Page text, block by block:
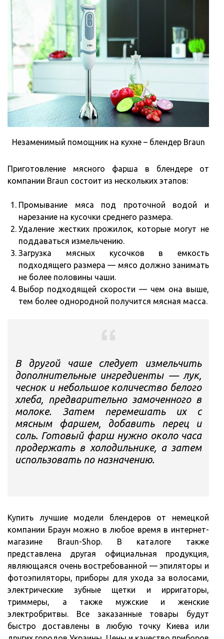
Незаменимый помощник на кухне – блендер Braun
Приготовление мясного фарша в блендере от
компании Braun состоит из нескольких этапов:
Промывание мяса под проточной водой и
нарезание на кусочки среднего размера.
Удаление жестких прожилок, которые могут не
поддаваться измельчению.
Загрузка мясных кусочков в емкость
подходящего размера — мясо должно занимать
не более половины чаши.
Выбор подходящей скорости — чем она выше,
тем более однородной получится мясная масса.
В другой чаше следует измельчить
дополнительные ингредиенты — лук,
чеснок и небольшое количество белого
хлеба, предварительно замоченного в
молоке. Затем перемешать их с
мясным фаршем, добавить перец и
соль. Готовый фарш нужно около часа
продержать в холодильнике, а затем
использовать по назначению.
Купить лучшие модели блендеров от немецкой
компании Браун можно в любое время в интернет-
магазине Braun-Shop. В каталоге также
представлена другая официальная продукция,
являющаяся очень востребованной — эпиляторы и
фотоэпиляторы, приборы для ухода за волосами,
электрические зубные щетки и ирригаторы,
триммеры, а также мужские и женские
электробритвы. Все заказанные товары будут
быстро доставлены в любую точку Киева или